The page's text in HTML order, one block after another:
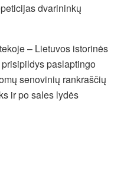
dvarininkų
– Lietuvos istorinės
paslaptingo
senovinių rankraščių
ir po sales lydės